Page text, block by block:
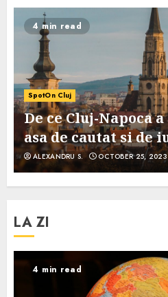
4 min read
SpotOn Cluj
De ce Cluj-Napoca
asa de cautat si de
ALEXANDRU S. OCTOBER 25, 2023
LA ZI
4 min read